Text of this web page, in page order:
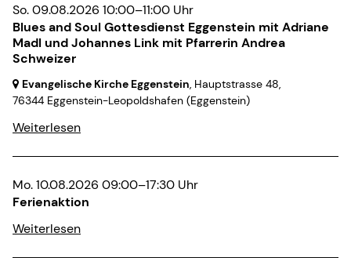
So. 09.08.2026 10:00–11:00 Uhr
Blues and Soul Gottesdienst Eggenstein mit Adriane
Madl und Johannes Link mit Pfarrerin Andrea
Schweizer
Evangelische Kirche Eggenstein, Hauptstrasse 48,
76344 Eggenstein-Leopoldshafen (Eggenstein)
Weiterlesen
Mo. 10.08.2026 09:00–17:30 Uhr
Ferienaktion
Weiterlesen